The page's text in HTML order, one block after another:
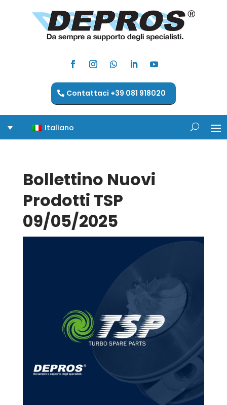
Contattaci +39 081 918020
Italiano
Bollettino Nuovi
Prodotti TSP
09/05/2025